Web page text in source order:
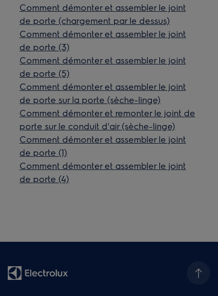
Comment démonter et assembler le joint
de porte (chargement par le dessus)
Comment démonter et assembler le joint
de porte (3)
Comment démonter et assembler le joint
de porte (5)
Comment démonter et assembler le joint
de porte sur la porte (sèche-linge)
Comment démonter et remonter le joint de
porte sur le conduit d'air (sèche-linge)
Comment démonter et assembler le joint
de porte (1)
Comment démonter et assembler le joint
de porte (4)